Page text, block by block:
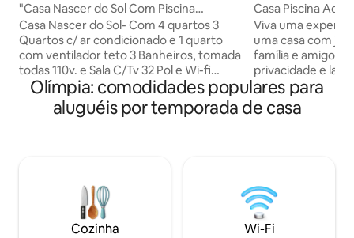
"Casa Nascer do Sol Com Piscina
Aquecida Solar"
Casa Nascer do Sol- Com 4 quartos 3
Quartos c/ ar condicionado e 1 quarto
com ventilador teto 3 Banheiros, tomada
todas 110v. e Sala C/Tv 32 Pol e Wi-fi
Gratis Cozinha completa, fogão,
Geladeira, Microondas, Sanduicheira,
Inverno não e Suficiente para aquecer a
Casa Piscina
Thermas
Viva uma
uma casa com
família e amigos
privacidade e
min do Thermas
quadras do
aquecida (rede
Quiosque,
para 2 carros
do espaço abaixo.
Olímpia: comodidades populares para
aluguéis por temporada de casa
Cozinha Wi-Fi